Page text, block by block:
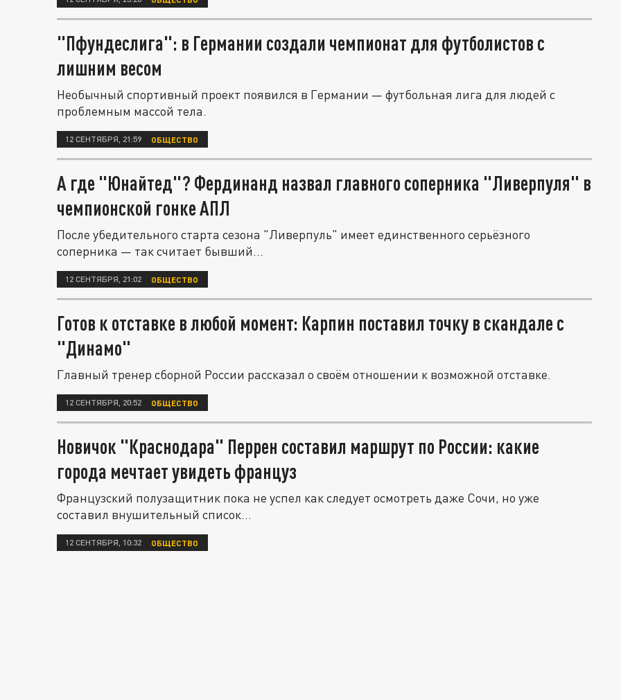
"Пфундеслига": в Германии создали чемпионат для футболистов с
лишним весом
Необычный спортивный проект появился в Германии — футбольная лига для людей с
проблемным массой тела.
12 СЕНТЯБРЯ, 21:59 ОБЩЕСТВО
А где "Юнайтед"? Фердинанд назвал главного соперника "Ливерпуля" в
чемпионской гонке АПЛ
После убедительного старта сезона "Ливерпуль" имеет единственного серьёзного
соперника — так считает бывший...
12 СЕНТЯБРЯ, 21:02 ОБЩЕСТВО
Готов к отставке в любой момент: Карпин поставил точку в скандале с
"Динамо"
Главный тренер сборной России рассказал о своём отношении к возможной отставке.
12 СЕНТЯБРЯ, 20:52 ОБЩЕСТВО
Новичок "Краснодара" Перрен составил маршрут по России: какие
города мечтает увидеть француз
Французский полузащитник пока не успел как следует осмотреть даже Сочи, но уже
составил внушительный список...
12 СЕНТЯБРЯ, 10:32 ОБЩЕСТВО